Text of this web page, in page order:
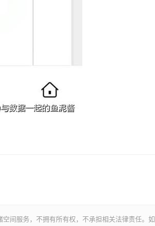
间服务，不拥有所有权，不承担相关法律责任。如